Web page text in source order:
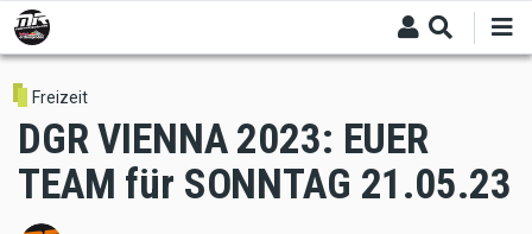
Skip
to
main
content
Freizeit
DGR VIENNA 2023: EUER
TEAM für SONNTAG 21.05.23